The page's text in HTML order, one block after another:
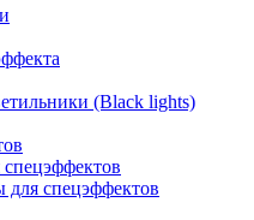
(Black lights)
для спецэффектов